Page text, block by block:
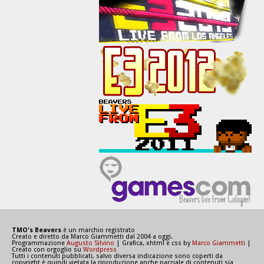
TMO's Beavers è un marchio registrato
Creato e diretto da Marco Giammetti dal 2004 a oggi.
Programmazione Augusto Silvino | Grafica, xhtml e css byMarco Giammetti
Creato con orgoglio su Wordpress
Tutti i contenuti pubblicati, salvo diversa indicazione sono coperti da